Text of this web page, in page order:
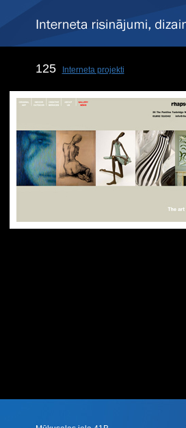
125 Interneta projekti